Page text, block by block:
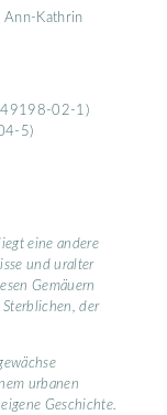
Ann-Kathrin
02-1)
5)
eine andere
und uralter
Gemäuern
der
urbanen
Geschichte.